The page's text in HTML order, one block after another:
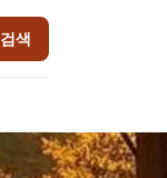
검색